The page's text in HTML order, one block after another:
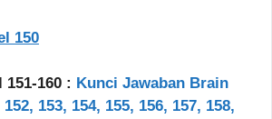
150
160 : Kunci Jawaban Brain
153, 154, 155, 156, 157, 158,